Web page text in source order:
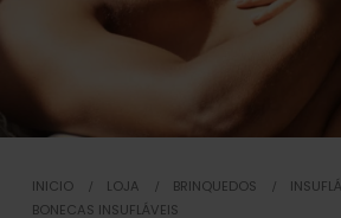
INICIO LOJA BRINQUEDOS
BONECAS INSUFLÁVEIS